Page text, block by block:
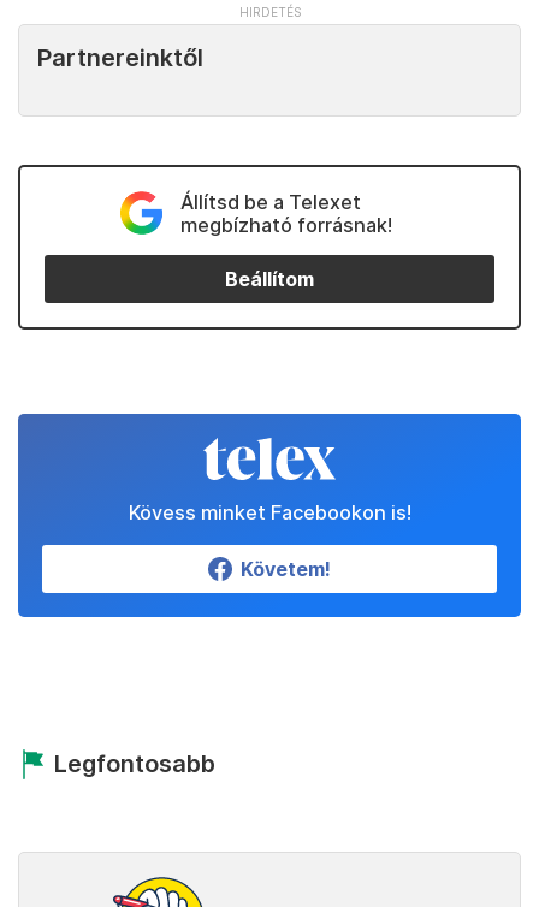
Partnereinktől
Állítsd be a Telexet
megbízható forrásnak!
Beállítom
Kövess minket Facebookon is!
Követem!
Legfontosabb